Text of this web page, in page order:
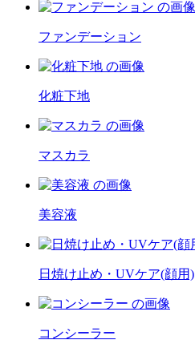
ファンデーション
化粧下地
マスカラ
美容液
日焼け止め・UVケア(顔用)
コンシーラー